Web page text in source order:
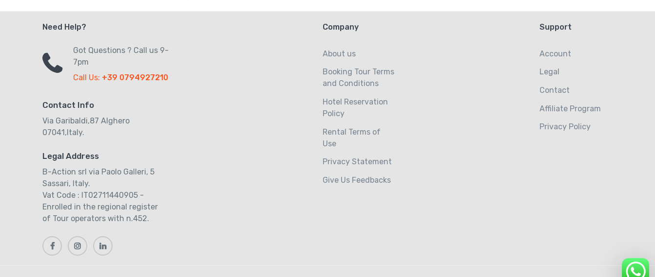
Need Help?
Got Questions ? Call us 9-
7pm
Call Us: +39 0794927210
Contact Info
Via Garibaldi,87 Alghero
07041,Italy.
Legal Address
B-Action srl via Paolo Galleri, 5
Sassari, Italy.
Vat Code : IT02711440905 -
Enrolled in the regional register
of Tour operators with n.452.
Company
About us
Booking Tour Terms
and Conditions
Hotel Reservation
Policy
Rental Terms of
Use
Privacy Statement
Give Us Feedbacks
Support
Account
Legal
Contact
Affiliate Program
Privacy Policy